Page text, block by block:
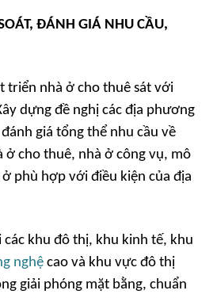
ĐÁNH GIÁ NHU CẦU,
triển nhà ở cho thuê sát với
dựng đề nghị các địa phương
giá tổng thể nhu cầu về
ở cho thuê, nhà ở công vụ, mô
phù hợp với điều kiện của địa
các khu đô thị, khu kinh tế, khu
nghệ cao và khu vực đô thị
giải phóng mặt bằng, chuẩn